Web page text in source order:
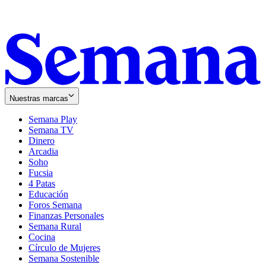
Nuestras marcas
Semana Play
Semana TV
Dinero
Arcadia
Soho
in
new
window
Fucsia
in
new
window
4 Patas
Educación
Foros Semana
Finanzas Personales
Semana Rural
Cocina
Círculo de Mujeres
Semana Sostenible